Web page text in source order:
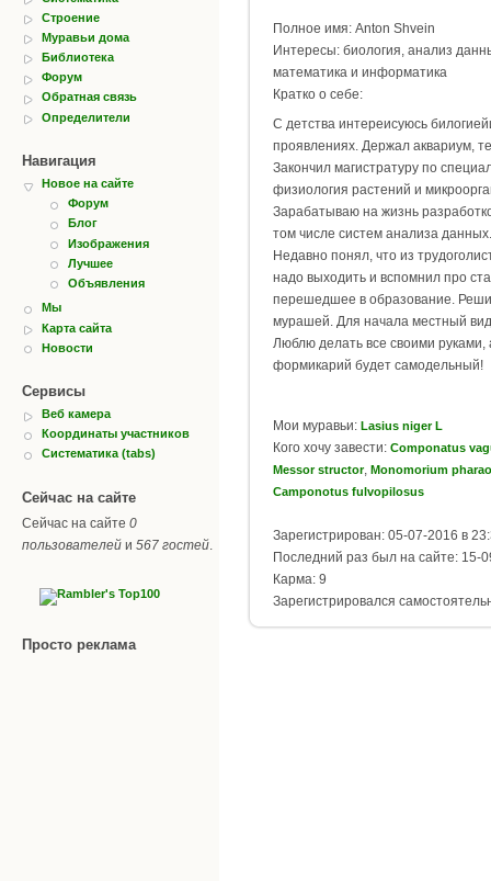
Строение
Муравьи дома
Библиотека
Форум
Обратная связь
Определители
Навигация
Новое на сайте
Форум
Блог
Изображения
Лучшее
Объявления
Мы
Карта сайта
Новости
Сервисы
Веб камера
Координаты участников
Систематика (tabs)
Сейчас на сайте
Сейчас на сайте 0
пользователей и 567 гостей.
Просто реклама
Полное имя: Anton Shvein
Интересы: биология, анализ
математика и информатика
Кратко о себе:
С детства интереисуюсь
проявлениях. Держал аквариум,
Закончил магистратуру по
физиология растений и
Зарабатываю на жизнь
том числе систем анализа
Недавно понял, что из
надо выходить и вспомнил про
перешедшее в образование.
мурашей. Для начала местный
Люблю делать все своими руками,
формикарий будет самодельный!
Мои муравьи: Lasius niger L
Кого хочу завести: Componatus
Messor structor, Monomorium
Camponotus fulvopilosus
Зарегистрирован: 05-07-2016 в
Последний раз был на сайте: 15-
Карма: 9
Зарегистрировался